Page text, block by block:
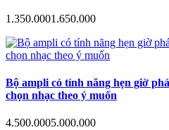
1.350.0001.650.000
Bộ ampli có tính năng hẹn giờ
chọn nhạc theo ý muốn
4.500.0005.000.000